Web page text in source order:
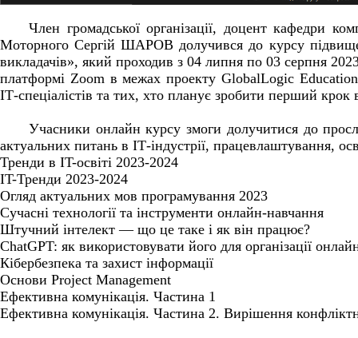
Член громадської організації, доцент кафедри
Моторного Сергій ШАРОВ долучився до курсу
викладачів», який проходив з 04 липня по 03 серпня
платформі Zoom в межах проекту GlobalLogic
ІТ-спеціалістів та тих, хто планує зробити перший крок
Учасники онлайн курсу змоги долучитися до
актуальних питань в ІТ-індустрії, працевлаштування,
Тренди в IT-освіті 2023-2024
IT-Тренди 2023-2024
Огляд актуальних мов програмування 2023
Сучасні технології та інструменти онлайн-навчання
Штучний інтелект — що це таке і як він працює?
ChatGPT: як використовувати його для організації
Кібербезпека та захист інформації
Основи Рroject Мanagement
Ефективна комунікація. Частина 1
Ефективна комунікація. Частина 2. Вирішення